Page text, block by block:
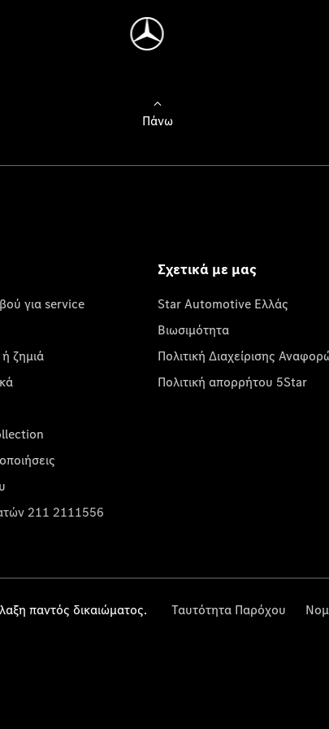
Πάνω
για service
ζημιά
211 2111556
Σχετικά με μας
Star Automotive Ελλάς
Βιωσιμότητα
Πολιτική Διαχείρισης
Πολιτική απορρήτου 5Star
παντός δικαιώματος. Ταυτότητα Παρόχου